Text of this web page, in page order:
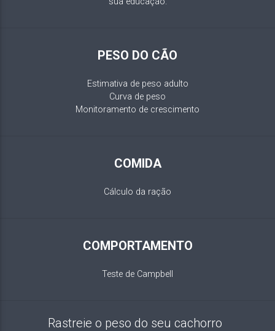
PESO DO CÃO
Estimativa de peso adulto
Curva de peso
Monitoramento de crescimento
COMIDA
Cálculo da ração
COMPORTAMENTO
Teste de Campbell
Rastreie o peso do seu cachorro